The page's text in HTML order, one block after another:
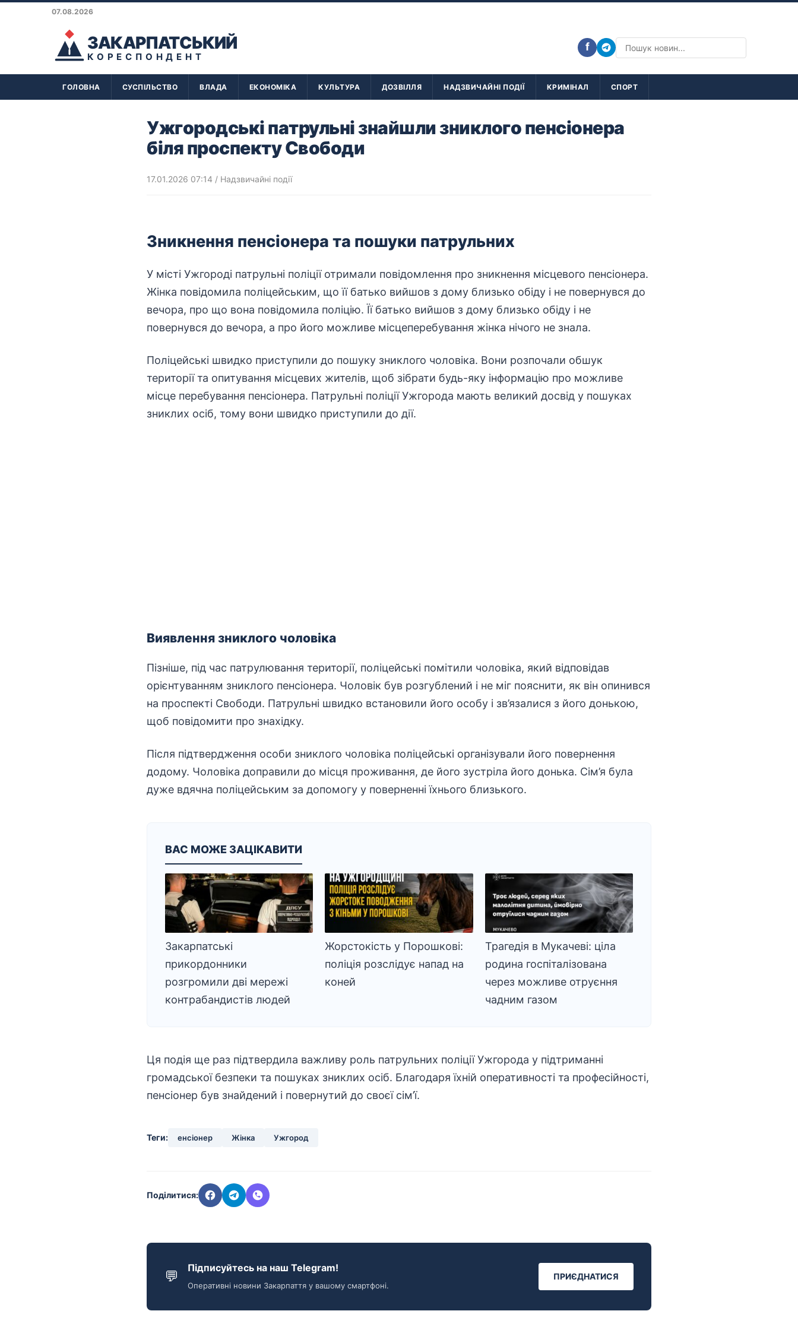
07.08.2026
ЗАКАРПАТСЬКИЙ
КОРЕСПОНДЕНТ
f
ГОЛОВНА СУСПІЛЬСТВО ВЛАДА ЕКОНОМІКА КУЛЬТУРА ДОЗВІЛЛЯ НАДЗВИЧАЙНІ ПОДІЇ КРИМІНАЛ СПОРТ
Ужгородські патрульні знайшли зниклого пенсіонера
біля проспекту Свободи
17.01.2026 07:14 / Надзвичайні події
Зникнення пенсіонера та пошуки патрульних
У місті Ужгороді патрульні поліції отримали повідомлення про зникнення місцевого пенсіонера.
Жінка повідомила поліцейським, що її батько вийшов з дому близько обіду і не повернувся до
вечора, про що вона повідомила поліцію. Її батько вийшов з дому близько обіду і не
повернувся до вечора, а про його можливе місцеперебування жінка нічого не знала.
Поліцейські швидко приступили до пошуку зниклого чоловіка. Вони розпочали обшук
території та опитування місцевих жителів, щоб зібрати будь-яку інформацію про можливе
місце перебування пенсіонера. Патрульні поліції Ужгорода мають великий досвід у пошуках
зниклих осіб, тому вони швидко приступили до дії.
Виявлення зниклого чоловіка
Пізніше, під час патрулювання території, поліцейські помітили чоловіка, який відповідав
орієнтуванням зниклого пенсіонера. Чоловік був розгублений і не міг пояснити, як він опинився
на проспекті Свободи. Патрульні швидко встановили його особу і зв’язалися з його донькою,
щоб повідомити про знахідку.
Після підтвердження особи зниклого чоловіка поліцейські організували його повернення
додому. Чоловіка доправили до місця проживання, де його зустріла його донька. Сім’я була
дуже вдячна поліцейським за допомогу у поверненні їхнього близького.
ВАС МОЖЕ ЗАЦІКАВИТИ
Закарпатські
прикордонники
розгромили дві мережі
контрабандистів людей
Жорстокість у Порошкові:
поліція розслідує напад на
коней
Трагедія в Мукачеві: ціла
родина госпіталізована
через можливе отруєння
чадним газом
Ця подія ще раз підтвердила важливу роль патрульних поліції Ужгорода у підтриманні
громадської безпеки та пошуках зниклих осіб. Благодаря їхній оперативності та професійності,
пенсіонер був знайдений і повернутий до своєї сім’ї.
Теги: енсіонер Жінка Ужгород
Поділитися:
💬 Підписуйтесь на наш Telegram!
Оперативні новини Закарпаття у вашому смартфоні.
ПРИЄДНАТИСЯ